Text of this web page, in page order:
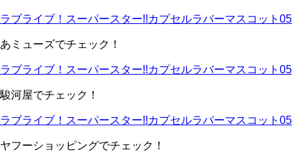
ラブライブ！スーパースター!!カプセルラバーマスコット05
あミューズでチェック！
ラブライブ！スーパースター!!カプセルラバーマスコット05
駿河屋でチェック！
ラブライブ！スーパースター!!カプセルラバーマスコット05
ヤフーショッピングでチェック！